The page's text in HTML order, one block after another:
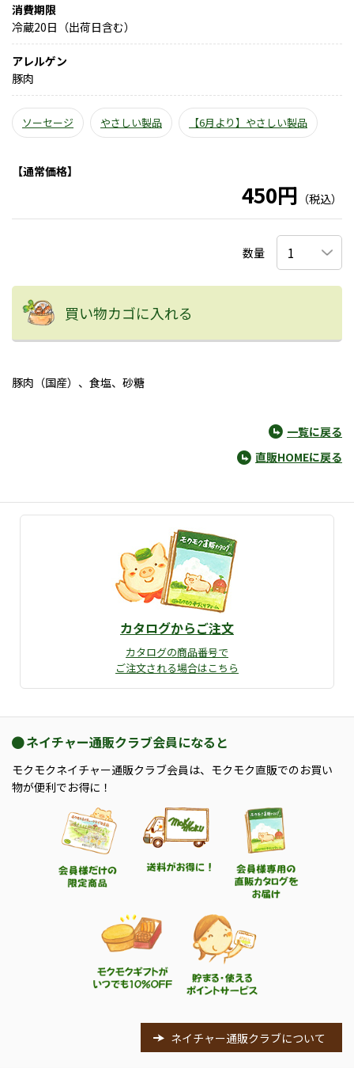
消費期限
冷蔵20日（出荷日含む）
アレルゲン
豚肉
ソーセージ やさしい製品 【6月より】やさしい製品
【通常価格】
450円 （税込）
数量
買い物カゴに入れる
豚肉（国産）、食塩、砂糖
一覧に戻る
直販HOMEに戻る
カタログからご注文
カタログの商品番号で
ご注文される場合はこちら
ネイチャー通販クラブ会員になると
モクモクネイチャー通販クラブ会員は、モクモク直販でのお買い
物が便利でお得に！
ネイチャー通販クラブについて